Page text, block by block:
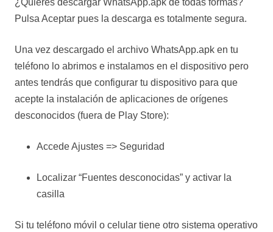
¿Quieres descargar WhatsApp.apk de todas formas?
Pulsa Aceptar pues la descarga es totalmente segura.
Una vez descargado el archivo WhatsApp.apk en tu
teléfono lo abrimos e instalamos en el dispositivo pero
antes tendrás que configurar tu dispositivo para que
acepte la instalación de aplicaciones de orígenes
desconocidos (fuera de Play Store):
Accede Ajustes => Seguridad
Localizar “Fuentes desconocidas” y activar la
casilla
Si tu teléfono móvil o celular tiene otro sistema operativo